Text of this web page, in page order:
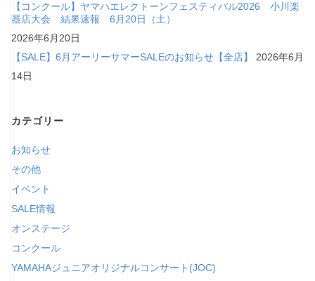
【コンクール】ヤマハエレクトーンフェスティバル2026 小川楽
器店大会 結果速報 6月20日（土）
2026年6月20日
【SALE】6月アーリーサマーSALEのお知らせ【全店】
2026年6月
14日
カテゴリー
お知らせ
その他
イベント
SALE情報
オンステージ
コンクール
YAMAHAジュニアオリジナルコンサート(JOC)